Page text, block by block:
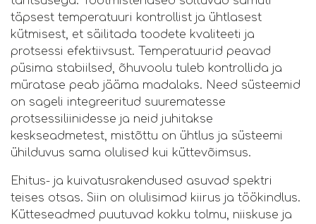
täpsest temperatuuri kontrollist ja ühtlasest
kütmisest, et säilitada toodete kvaliteeti ja
protsessi efektiivsust. Temperatuurid peavad
püsima stabiilsed, õhuvoolu tuleb kontrollida ja
müratase peab jääma madalaks. Need süsteemid
on sageli integreeritud suurematesse
protsessiliinidesse ja neid juhitakse
keskseadmetest, mistõttu on ühtlus ja süsteemi
ühilduvus sama olulised kui küttevõimsus.
Ehitus- ja kuivatusrakendused asuvad spektri
teises otsas. Siin on olulisimad kiirus ja töökindlus.
Kütteseadmed puutuvad kokku tolmu, niiskuse ja